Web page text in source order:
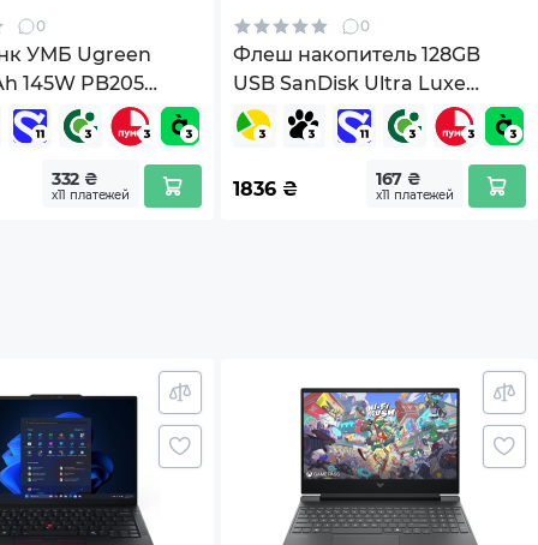
0
УМБ Ugreen
145W PB205
A,
(90597A) Gray
332 ₴
х11 платежей
0
Флеш накопитель 128GB
USB SanDisk Ultra Luxe
(SDCZ74-128G-G46)
1836 ₴ 167 ₴
х11 платежей